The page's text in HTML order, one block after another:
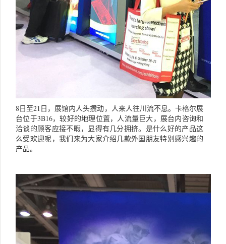
8日至21日，展馆内人头攒动，人来人往川流不息。卡格尔展
台位于3B16，较好的地理位置，人流量巨大，展台内咨询和
洽谈的顾客应接不暇，显得有几分拥挤。是什么好的产品这
么受欢迎呢，我们来为大家介绍几款外国朋友特别感兴趣的
产品。